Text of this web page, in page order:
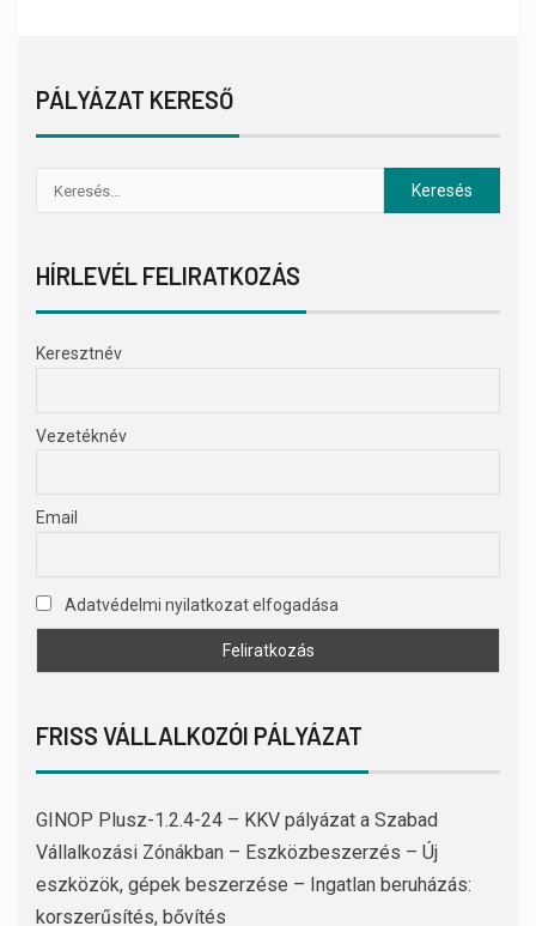
PÁLYÁZAT KERESŐ
HÍRLEVÉL FELIRATKOZÁS
Keresztnév
Vezetéknév
Email
Adatvédelmi nyilatkozat elfogadása
FRISS VÁLLALKOZÓI PÁLYÁZAT
GINOP Plusz-1.2.4-24 – KKV pályázat a Szabad
Vállalkozási Zónákban – Eszközbeszerzés – Új
eszközök, gépek beszerzése – Ingatlan beruházás:
korszerűsítés, bővítés